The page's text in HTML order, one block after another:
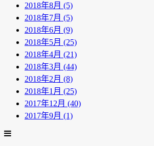
2018年8月 (5)
2018年7月 (5)
2018年6月 (9)
2018年5月 (25)
2018年4月 (21)
2018年3月 (44)
2018年2月 (8)
2018年1月 (25)
2017年12月 (40)
2017年9月 (1)